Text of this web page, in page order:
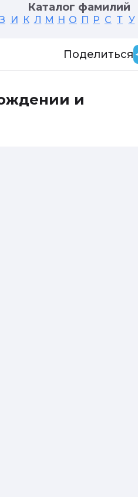
Каталог фамилий
З И К Л М Н О П Р С Т У
Поделиться
и